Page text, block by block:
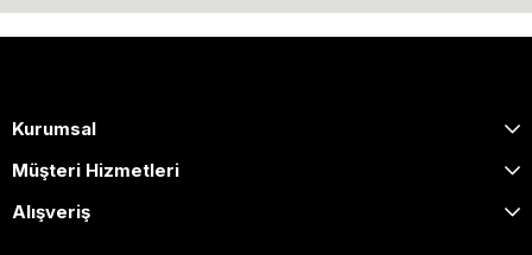
Kurumsal
Müşteri Hizmetleri
Alışveriş